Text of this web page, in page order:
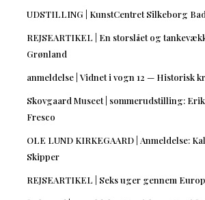
UDSTILLING | KunstCentret Silkeborg
REJSEARTIKEL | En storslået og
Grønland
anmeldelse | Vidnet i vogn 12 — Historisk
Skovgaard Museet | sommerudstilling:
Fresco
OLE LUND KIRKEGAARD | Anmeldelse:
Skipper
REJSEARTIKEL | Seks uger gennem